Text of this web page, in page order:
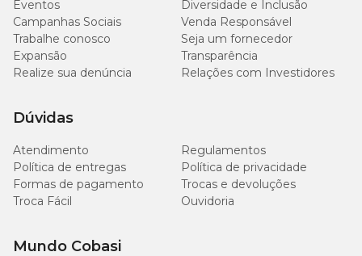
Eventos
Diversidade e Inclusão
Campanhas Sociais
Venda Responsável
Trabalhe conosco
Seja um fornecedor
Expansão
Transparência
Realize sua denúncia
Relações com Investidores
Dúvidas
Atendimento
Regulamentos
Política de entregas
Política de privacidade
Formas de pagamento
Trocas e devoluções
Troca Fácil
Ouvidoria
Mundo Cobasi